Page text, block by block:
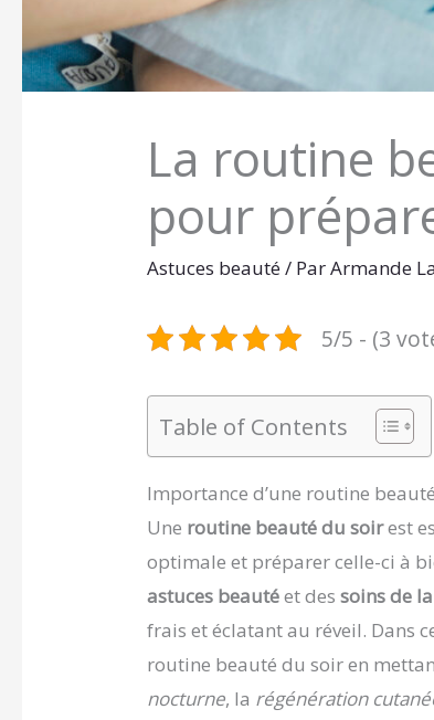
La routine
pour
Astuces beauté/ ParArmande
5/5 - (3
Table of Contents
Importance d’une routine
Une routine beauté du soirest
optimale et préparer celle-ci à
astuces beautéet dessoins de
frais et éclatant au réveil. Dans
routine beauté du soir en
nocturne, la régénération